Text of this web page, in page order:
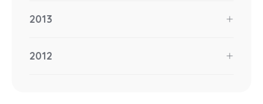
2013
2012